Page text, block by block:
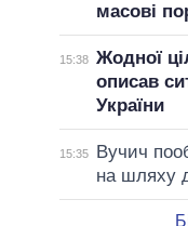
масові
15:38 Жодної
описав
України
15:35
Вучич
на шляху